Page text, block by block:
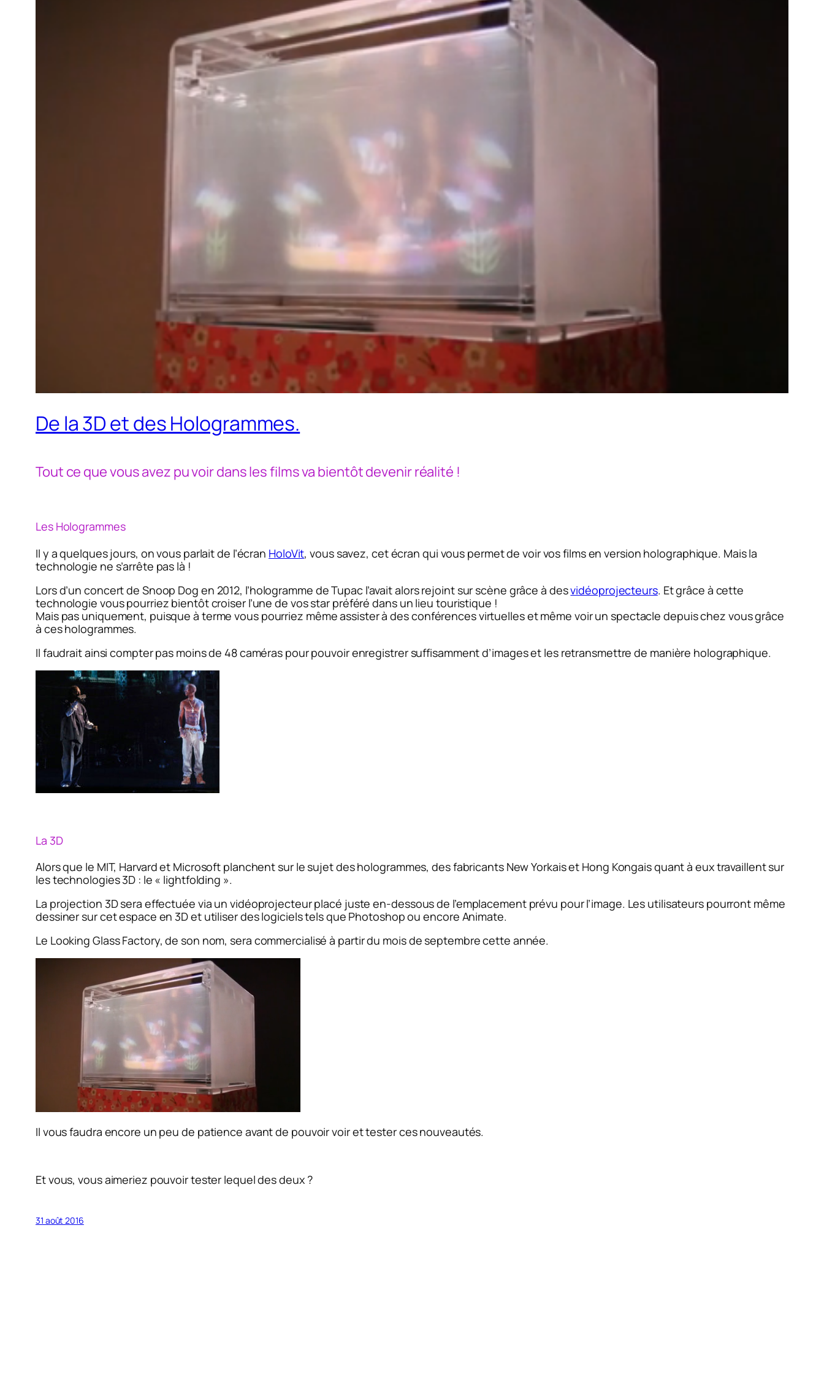
De la 3D et des Hologrammes.
Tout ce que vous avez pu voir dans les films va bientôt devenir réalité !
Les Hologrammes
Il y a quelques jours, on vous parlait de l’écran HoloVit, vous savez, cet écran qui vous permet de voir vos films en version holographique. Mais la
technologie ne s’arrête pas là !
Lors d’un concert de Snoop Dog en 2012, l’hologramme de Tupac l’avait alors rejoint sur scène grâce à desvidéoprojecteurs. Et grâce à cette
technologie vous pourriez bientôt croiser l’une de vos star préféré dans un lieu touristique !
Mais pas uniquement, puisque à terme vous pourriez même assister à des conférences virtuelles et même voir un spectacle depuis chez vous grâce
à ces hologrammes.
Il faudrait ainsi compter pas moins de 48 caméras pour pouvoir enregistrer suffisamment d’images et les retransmettre de manière holographique.
La 3D
Alors que le MIT, Harvard et Microsoft planchent sur le sujet des hologrammes, des fabricants New Yorkais et Hong Kongais quant à eux travaillent sur
les technologies 3D : le « lightfolding ».
La projection 3D sera effectuée via un vidéoprojecteur placé juste en-dessous de l’emplacement prévu pour l’image. Les utilisateurs pourront même
dessiner sur cet espace en 3D et utiliser des logiciels tels que Photoshop ou encore Animate.
Le Looking Glass Factory, de son nom, sera commercialisé à partir du mois de septembre cette année.
Il vous faudra encore un peu de patience avant de pouvoir voir et tester ces nouveautés.
Et vous, vous aimeriez pouvoir tester lequel des deux ?
31 août 2016